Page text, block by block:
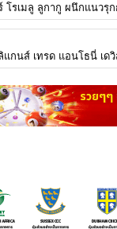
มลู ลูกากู ผนึกแนวรุกกับ เอดิน
เทรด แอนโธนี่ เดวิส ไป เ